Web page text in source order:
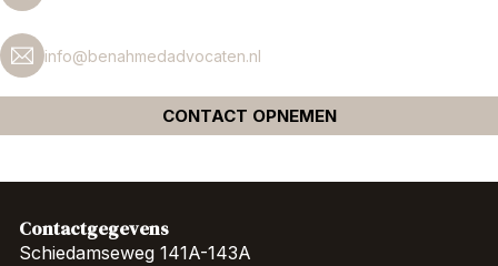
info@benahmedadvocaten.nl
CONTACT OPNEMEN
Contactgegevens
Schiedamseweg 141A-143A